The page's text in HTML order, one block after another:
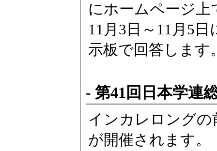
にホームページ上
11月3日～11月5
示板で回答します
- 第41回日本学連
インカレロングの
が開催されます。